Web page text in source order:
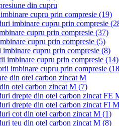
din cupru
cupru prin compresie (19)
imbinare cupru prin compresie
cupru prin compresie (37)
cupru prin compresie (5)
imbinare cupru prin compresie (8)
imbinare cupru prin compresie (14)
imbinare cupru prin compresie
din otel carbon zincat M
otel carbon zincat M (7)
drepte din otel carbon zincat FE
drepte din otel carbon zincat FI M
cot din otel carbon zincat M (1)
teu din otel carbon zincat M (8)